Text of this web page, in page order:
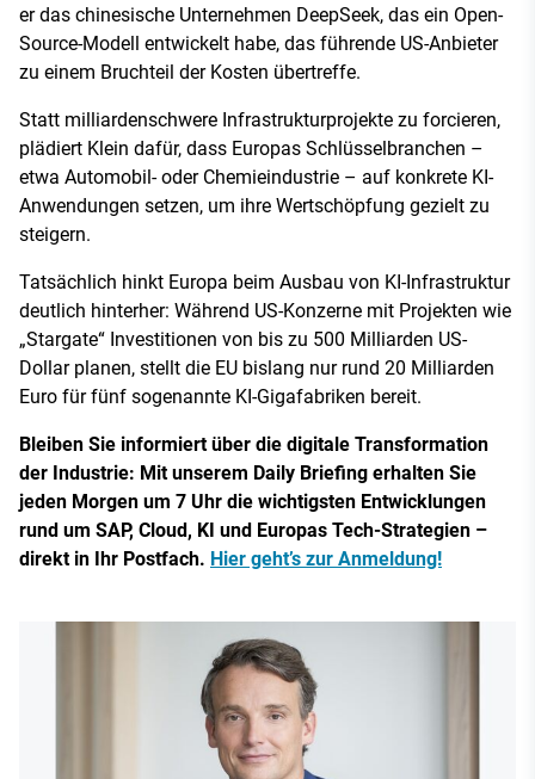
er das chinesische Unternehmen DeepSeek, das ein Open-
Source-Modell entwickelt habe, das führende US-Anbieter
zu einem Bruchteil der Kosten übertreffe.
Statt milliardenschwere Infrastrukturprojekte zu forcieren,
plädiert Klein dafür, dass Europas Schlüsselbranchen –
etwa Automobil- oder Chemieindustrie – auf konkrete KI-
Anwendungen setzen, um ihre Wertschöpfung gezielt zu
steigern.
Tatsächlich hinkt Europa beim Ausbau von KI-Infrastruktur
deutlich hinterher: Während US-Konzerne mit Projekten wie
„Stargate“ Investitionen von bis zu 500 Milliarden US-
Dollar planen, stellt die EU bislang nur rund 20 Milliarden
Euro für fünf sogenannte KI-Gigafabriken bereit.
Bleiben Sie informiert über die digitale Transformation
der Industrie: Mit unserem Daily Briefing erhalten Sie
jeden Morgen um 7 Uhr die wichtigsten Entwicklungen
rund um SAP, Cloud, KI und Europas Tech-Strategien –
direkt in Ihr Postfach. Hier geht’s zur Anmeldung!